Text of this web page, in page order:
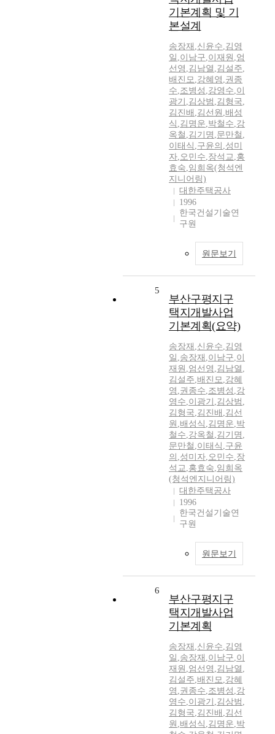
기본계획 및 기
본설계
송장재 ,신윤수,김영
일 ,이남구,이재원 ,엄
선영 ,김남열 ,김설주,
배진모,강혜영 ,권종
수,조병성 ,강영수,이
광기 ,김상범 ,김형국,
김진배 ,김선원 ,배성
식 ,김명운,박철수,강
옥철 ,김기명 ,문만철 ,
이태식 ,구윤의 ,성미
자,오민수,장석교,홍
효숙,임희옥(청석엔
지니어링)
대한주택공사
1996
한국건설기술연
구원
원문보기
5
부산구평지구
택지개발사업
기본계획(요약)
송장재 ,신윤수,김영
일 ,송장재 ,이남구,이
재원 ,엄선영 ,김남열 ,
김설주,배진모,강혜
영 ,권종수,조병성 ,강
영수,이광기 ,김상범 ,
김형국,김진배 ,김선
원 ,배성식 ,김명운,박
철수,강옥철 ,김기명 ,
문만철 ,이태식 ,구윤
의 ,성미자,오민수,장
석교,홍효숙,임희옥
(청석엔지니어링)
대한주택공사
1996
한국건설기술연
구원
원문보기
6
부산구평지구
택지개발사업
기본계획
송장재 ,신윤수,김영
일 ,송장재 ,이남구,이
재원 ,엄선영 ,김남열 ,
김설주,배진모,강혜
영 ,권종수,조병성 ,강
영수,이광기 ,김상범 ,
김형국,김진배 ,김선
원 ,배성식 ,김명운,박